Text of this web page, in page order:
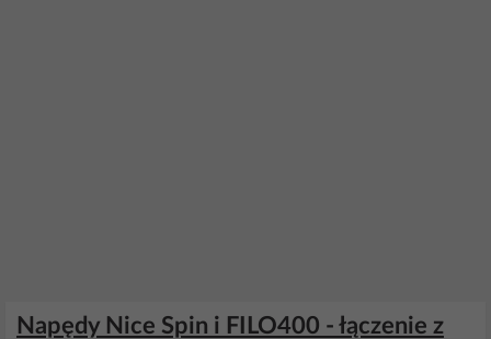
Napędy Nice Spin i FILO400 - łączenie z